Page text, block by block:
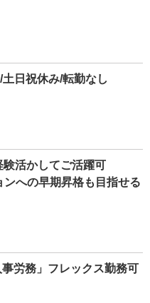
土日祝休み/転勤なし
活かしてご活躍可
への早期昇格も目指せる
労務」フレックス勤務可